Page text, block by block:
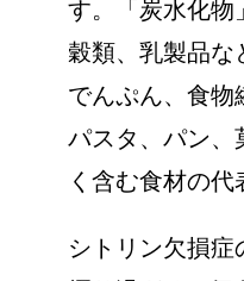
す。「炭水化物
穀類、乳製品な
でんぷん、食物
パスタ、パン、
く含む食材の代
シトリン欠損症